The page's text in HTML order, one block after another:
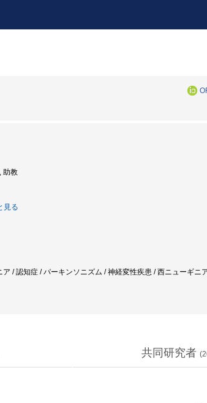
助教
見る
/ 認知症 / パーキンソニズム / 神経変性疾患 / 西ニューギニ
共同研究者 (